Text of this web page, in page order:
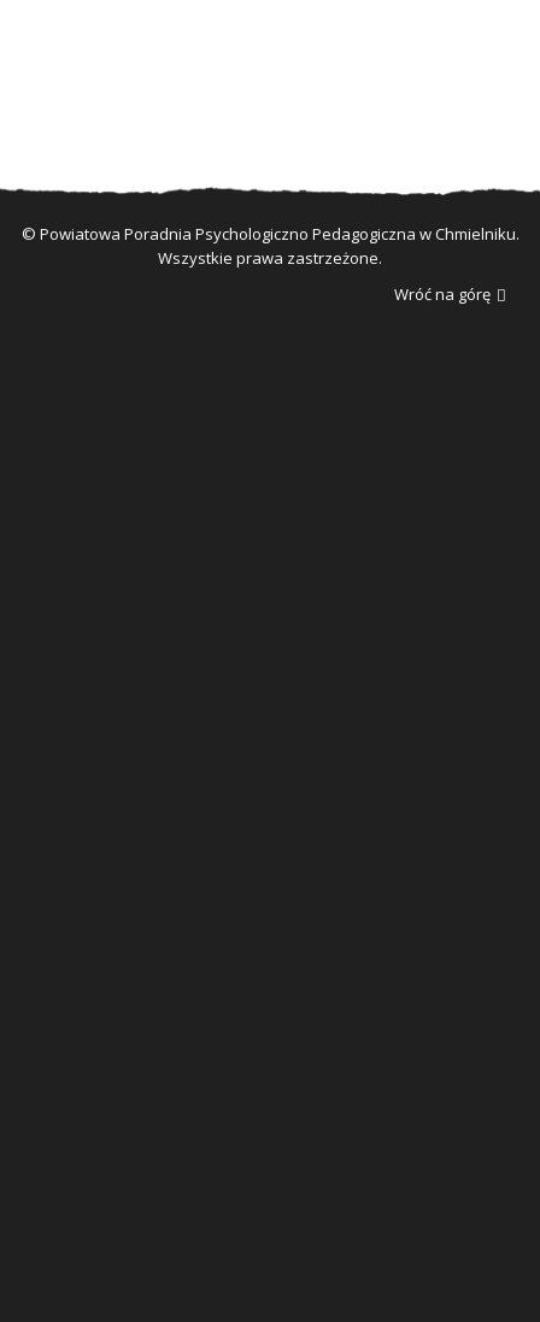
© Powiatowa Poradnia Psychologiczno Pedagogiczna w Chmielniku.
Wszystkie prawa zastrzeżone.
Wróć na górę